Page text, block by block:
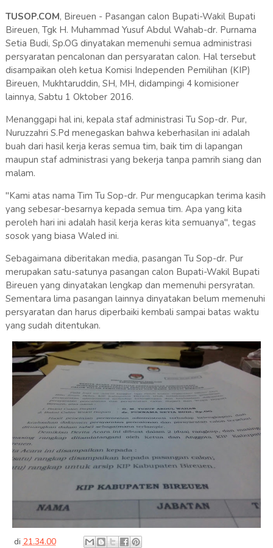
TUSOP.COM, Bireuen - Pasangan calon Bupati-Wakil Bupati
Bireuen, Tgk H. Muhammad Yusuf Abdul Wahab-dr. Purnama
Setia Budi, Sp.OG dinyatakan memenuhi semua administrasi
persyaratan pencalonan dan persyaratan calon. Hal tersebut
disampaikan oleh ketua Komisi Independen Pemilihan (KIP)
Bireuen, Mukhtaruddin, SH, MH, didampingi 4 komisioner
lainnya, Sabtu 1 Oktober 2016.
Menanggapi hal ini, kepala staf administrasi Tu Sop-dr. Pur,
Nuruzzahri S.Pd menegaskan bahwa keberhasilan ini adalah
buah dari hasil kerja keras semua tim, baik tim di lapangan
maupun staf administrasi yang bekerja tanpa pamrih siang dan
malam.
"Kami atas nama Tim Tu Sop-dr. Pur mengucapkan terima kasih
yang sebesar-besarnya kepada semua tim. Apa yang kita
peroleh hari ini adalah hasil kerja keras kita semuanya", tegas
sosok yang biasa Waled ini.
Sebagaimana diberitakan media, pasangan Tu Sop-dr. Pur
merupakan satu-satunya pasangan calon Bupati-Wakil Bupati
Bireuen yang dinyatakan lengkap dan memenuhi persyratan.
Sementara lima pasangan lainnya dinyatakan belum memenuhi
persyaratan dan harus diperbaiki kembali sampai batas waktu
yang sudah ditentukan.
di 21.34.00